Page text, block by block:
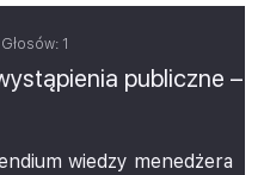
umiejętności
Głosów: 1
publiczne –
wiedzy menedżera